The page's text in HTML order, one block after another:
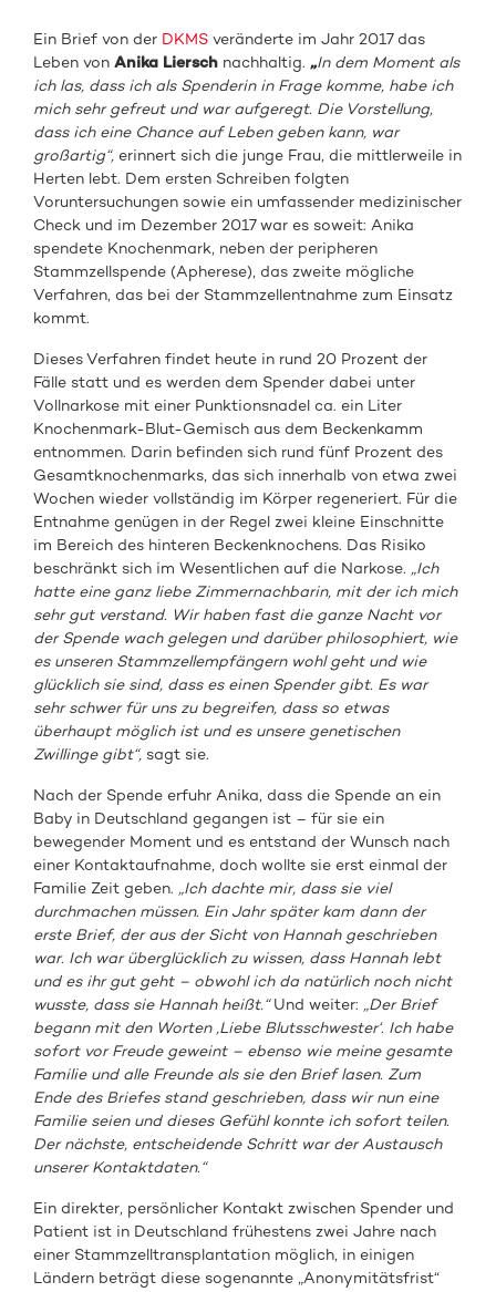
Ein Brief von der DKMS veränderte im Jahr 2017 das
Leben vonAnika Liersch nachhaltig. „In dem Moment als
ich las, dass ich als Spenderin in Frage komme, habe ich
mich sehr gefreut und war aufgeregt. Die Vorstellung,
dass ich eine Chance auf Leben geben kann, war
großartig“,erinnert sich die junge Frau, die mittlerweile in
Herten lebt. Dem ersten Schreiben folgten
Voruntersuchungen sowie ein umfassender medizinischer
Check und im Dezember 2017 war es soweit: Anika
spendete Knochenmark, neben der peripheren
Stammzellspende (Apherese), das zweite mögliche
Verfahren, das bei der Stammzellentnahme zum Einsatz
kommt.
Dieses Verfahren findet heute in rund 20 Prozent der
Fälle statt und es werden dem Spender dabei unter
Vollnarkose mit einer Punktionsnadel ca. ein Liter
Knochenmark-Blut-Gemisch aus dem Beckenkamm
entnommen. Darin befinden sich rund fünf Prozent des
Gesamtknochenmarks, das sich innerhalb von etwa zwei
Wochen wieder vollständig im Körper regeneriert. Für die
Entnahme genügen in der Regel zwei kleine Einschnitte
im Bereich des hinteren Beckenknochens. Das Risiko
beschränkt sich im Wesentlichen auf die Narkose. „Ich
hatte eine ganz liebe Zimmernachbarin, mit der ich mich
sehr gut verstand. Wir haben fast die ganze Nacht vor
der Spende wach gelegen und darüber philosophiert, wie
es unseren Stammzellempfängern wohl geht und wie
glücklich sie sind, dass es einen Spender gibt. Es war
sehr schwer für uns zu begreifen, dass so etwas
überhaupt möglich ist und es unsere genetischen
Zwillinge gibt“, sagt sie.
Nach der Spende erfuhr Anika, dass die Spende an ein
Baby in Deutschland gegangen ist – für sie ein
bewegender Moment und es entstand der Wunsch nach
einer Kontaktaufnahme, doch wollte sie erst einmal der
Familie Zeit geben. „Ich dachte mir, dass sie viel
durchmachen müssen. Ein Jahr später kam dann der
erste Brief, der aus der Sicht von Hannah geschrieben
war. Ich war überglücklich zu wissen, dass Hannah lebt
und es ihr gut geht – obwohl ich da natürlich noch nicht
wusste, dass sie Hannah heißt.“Und weiter: „Der Brief
begann mit den Worten ‚Liebe Blutsschwester‘. Ich habe
sofort vor Freude geweint – ebenso wie meine gesamte
Familie und alle Freunde als sie den Brief lasen. Zum
Ende des Briefes stand geschrieben, dass wir nun eine
Familie seien und dieses Gefühl konnte ich sofort teilen.
Der nächste, entscheidende Schritt war der Austausch
unserer Kontaktdaten.“
Ein direkter, persönlicher Kontakt zwischen Spender und
Patient ist in Deutschland frühestens zwei Jahre nach
einer Stammzelltransplantation möglich, in einigen
Ländern beträgt diese sogenannte „Anonymitätsfrist“